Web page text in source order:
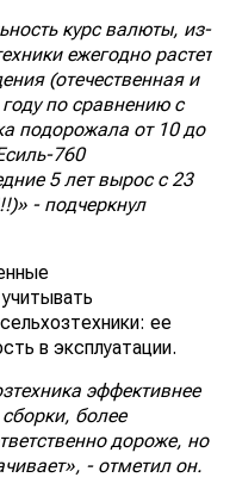
курс валюты, из-
ежегодно растет
(отечественная и
по сравнению с
подорожала от 10 до
760
5 лет вырос с 23
- подчеркнул
ее
в эксплуатации.
эффективнее
сборки, более
дороже, но
- отметил он.